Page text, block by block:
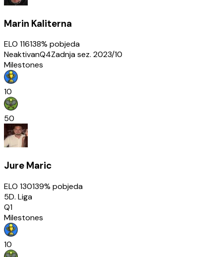
Marin Kaliterna
ELO 116138% pobjeda
NeaktivanQ4Zadnja sez. 2023/10
Milestones
10
50
Jure Maric
ELO 130139% pobjeda
5D. Liga
Q1
Milestones
10